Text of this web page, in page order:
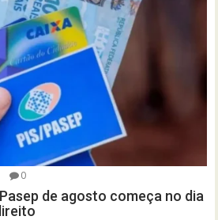
0
de agosto começa no dia